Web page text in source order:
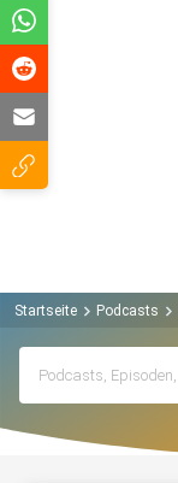
Startseite Podcasts